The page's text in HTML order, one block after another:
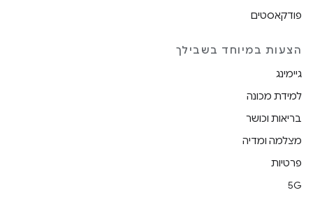
פודקאסטים
הצעות במיוחד בשבילך
גיימינג
למידת מכונה
בריאות וכושר
מצלמה ומדיה
פרטיות
5G